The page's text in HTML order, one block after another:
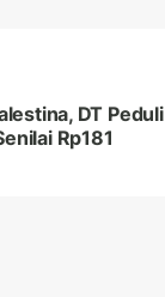
DT Peduli
Rp181